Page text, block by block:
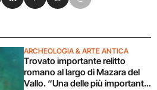
ARCHEOLOGIA & ARTE ANTICA
Trovato importante relitto
romano al largo di Mazara del
Vallo. “Una delle più importanti